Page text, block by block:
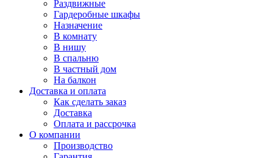
Раздвижные
Гардеробные шкафы
Назначение
В комнату
В нишу
В спальню
В частный дом
На балкон
Доставка и оплата
Как сделать заказ
Доставка
Оплата и рассрочка
О компании
Производство